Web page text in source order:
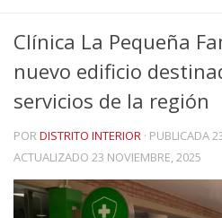
Clínica La Pequeña
nuevo edificio
servicios de la región
PORDISTRITO INTERIOR · PUBLICADA
ACTUALIZADO 23 NOVIEMBRE, 2025